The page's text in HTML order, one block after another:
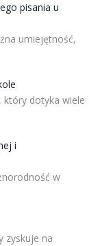
pisania u
umiejętność,
który dotyka wiele
i
w
zyskuje na